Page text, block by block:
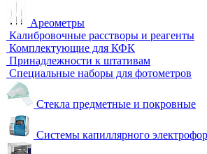
Сорбционные трубки
Оборудование для перемешивания
Общелабораторное оборудование